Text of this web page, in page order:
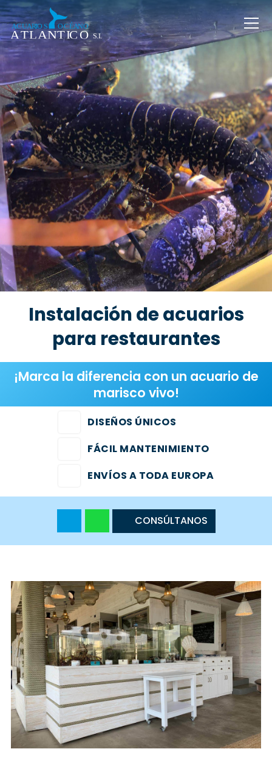
INICIO
ACUARIOS
DE MARISCO
EXPOSITORES DE
PEZ Y MARISCO
CETÁREAS
Y DEPURADORAS
ACCESORIOS
PARA ACUARIOS
NOTICIAS
CONTACTO
670 015 120 Whatsapp
Facebook Instagram
Instalación de acuarios
para restaurantes
¡Marca la diferencia con un acuario de
marisco vivo!
DISEÑOS ÚNICOS
FÁCIL MANTENIMIENTO
ENVÍOS A TODA EUROPA
CONSÚLTANOS